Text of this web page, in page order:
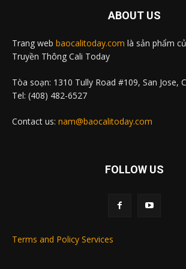
ABOUT US
Trang web baocalitoday.com là sản phẩm
Truyền Thông Cali Today
Tòa soạn: 1310 Tully Road #109, San Jose,
Tel: (408) 482-6527
Contact us: nam@baocalitoday.com
FOLLOW US
Terms and Policy Services